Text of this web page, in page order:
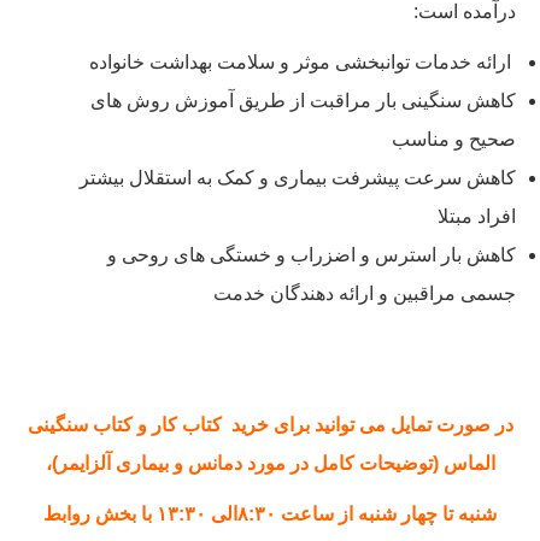
درآمده است:
ارائه خدمات توانبخشی موثر و سلامت بهداشت خانواده
کاهش سنگینی بار مراقبت از طریق آموزش روش های
صحیح و مناسب
کاهش سرعت پیشرفت بیماری و کمک به استقلال بیشتر
افراد مبتلا
کاهش بار استرس و اضزراب و خستگی های روحی و
جسمی مراقبین و ارائه دهندگان خدمت
در صورت تمایل می توانید برای خرید کتاب کار و کتاب سنگینی
الماس (توضیحات کامل در مورد دمانس و بیماری آلزایمر)،
شنبه تا چهار شنبه از ساعت ۸:۳۰الی ۱۳:۳۰ با بخش روابط